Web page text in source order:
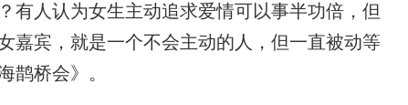
人认为女生主动追求爱情可以事半功倍，但
嘉宾，就是一个不会主动的人，但一直被动等
鹊桥会》。